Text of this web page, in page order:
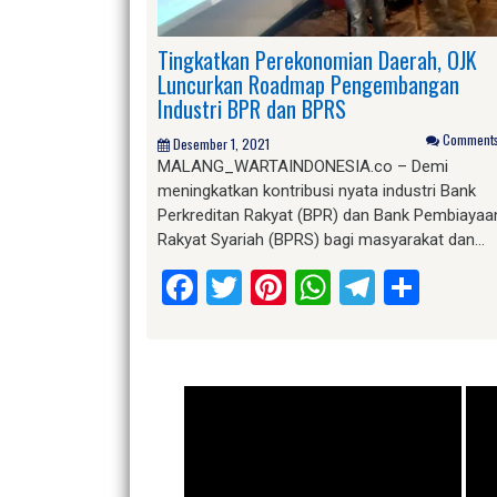
Tingkatkan Perekonomian Daerah, OJK
Luncurkan Roadmap Pengembangan
Industri BPR dan BPRS
Desember 1, 2021
MALANG_WARTAINDONESIA.co – Demi
meningkatkan kontribusi nyata industri Bank
Perkreditan Rakyat (BPR) dan Bank
Rakyat Syariah (BPRS) bagi masyarakat dan…
Facebook
Twitter
Pinterest
WhatsApp
Telegram